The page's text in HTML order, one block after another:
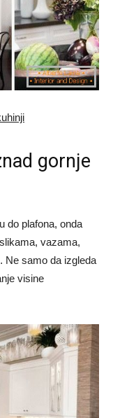
gornje
do plafona, onda
vazama,
Ne samo da izgleda
visine